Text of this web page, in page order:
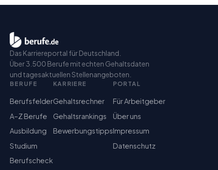
Das Karriereportal für Deutschland.
Über 3.500 Berufe mit echten Gehaltsdaten
und tagesaktuellen Stellenangeboten.
BERUFE
Berufsfelder
A–Z Berufe
Ausbildung
Studium
Berufscheck
KARRIERE
Gehaltsrechner
Gehaltsrankings
Bewerbungstipps
PORTAL
Für Arbeitgeber
Über uns
Impressum
Datenschutz